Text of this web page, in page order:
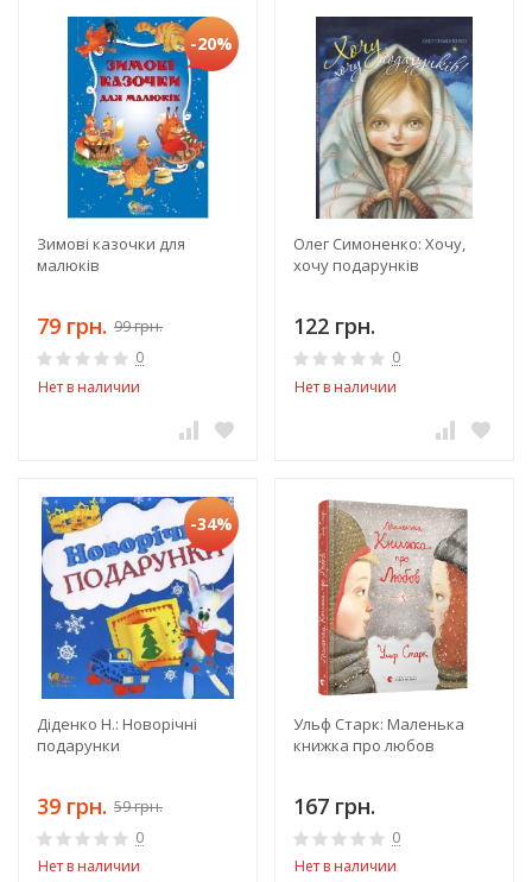
-20%
Зимові казочки для
малюків
79 грн. 99 грн.
0
Нет в наличии
Олег Симоненко: Хочу,
хочу подарунків
122 грн.
0
Нет в наличии
-34%
Діденко Н.: Новорічні
подарунки
39 грн. 59 грн.
0
Нет в наличии
Ульф Старк: Маленька
книжка про любов
167 грн.
0
Нет в наличии